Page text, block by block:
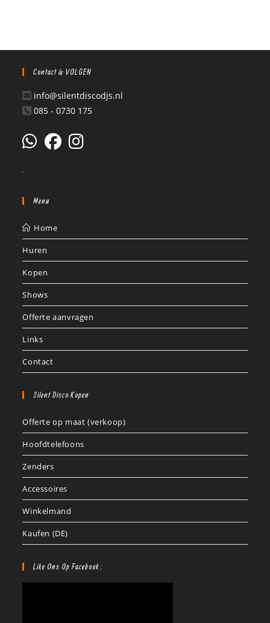
Contact & VOLGEN
info@silentdiscodjs.nl
085 - 0730 175
Menu
Home
Huren
Kopen
Shows
Offerte aanvragen
Links
Contact
Silent Disco Kopen
Offerte op maat (verkoop)
Hoofdtelefoons
Zenders
Accessoires
Winkelmand
Kaufen (DE)
Like Ons Op Facebook: